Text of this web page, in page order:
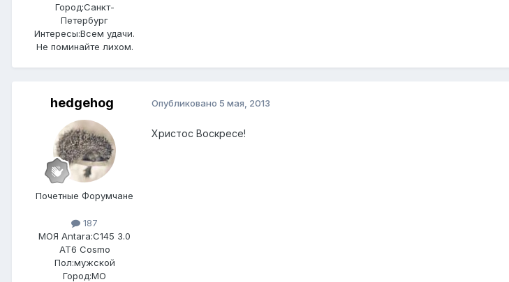
Город:Санкт-
Петербург
Интересы:Всем удачи.
Не поминайте лихом.
hedgehog
Почетные Форумчане
187
МОЯ Antara:C145 3.0
AT6 Cosmo
Пол:мужской
Город:МО
Опубликовано 5 мая, 2013
Христос Воскресе!